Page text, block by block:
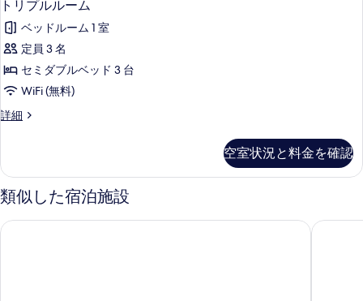
表
示
す
る
ル
ル
ー
ム
の
す
の
写
真
ン
グ
ル
ー
の
リ
プ
ル
ル
ム
す
べ
て
の
トリプルルーム
ベッドルーム 1 室
定員 3 名
セミダブルベッド 3 台
WiFi (無料)
詳細
ト
ル
ー
ム
詳
空室状況と料金を確認
類似した宿泊施設
クインテッサホテル大阪ベイ バンデ